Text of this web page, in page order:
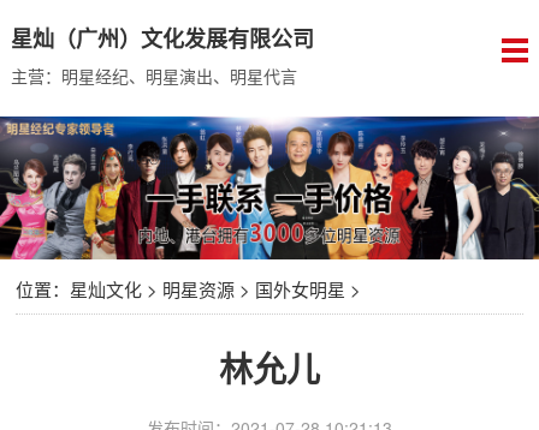
星灿（广州）文化发展有限公司
主营：明星经纪、明星演出、明星代言
位置： 星灿文化> 明星资源> 国外女明星 >
林允儿